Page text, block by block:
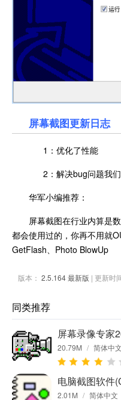
屏幕截图更新日志
1：优化了性能
2：解决bug问题我们
华军小编推荐：
屏幕截图在行业内算是
都会使用过的，你再不用就
GetFlash、Photo BlowUp
版本： 2.5.164 最新版 | 更新时
同类推荐
屏幕录像专家
20.79M / 简体中文
2.01M / 简体中文